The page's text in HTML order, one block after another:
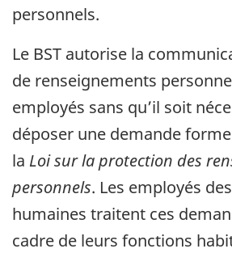
personnels.
Le BST autorise la
de renseignements
employés sans qu’il soit
déposer une demande
la Loi sur la protection des
personnels. Les employés
humaines traitent ces
cadre de leurs fonctions